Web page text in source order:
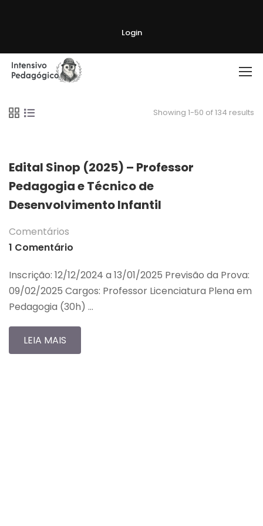
Login
Showing 1-50 of 134 results
Edital Sinop (2025) – Professor
Pedagogia e Técnico de
Desenvolvimento Infantil
Comentários
1 Comentário
Inscrição: 12/12/2024 a 13/01/2025 Previsão da Prova:
09/02/2025 Cargos: Professor Licenciatura Plena em
Pedagogia (30h) …
LEIA MAIS